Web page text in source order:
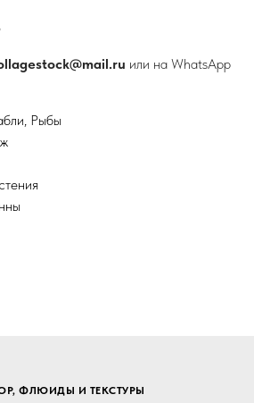
или на WhatsApp
Рыбы
ФЛЮИДЫ И ТЕКСТУРЫ